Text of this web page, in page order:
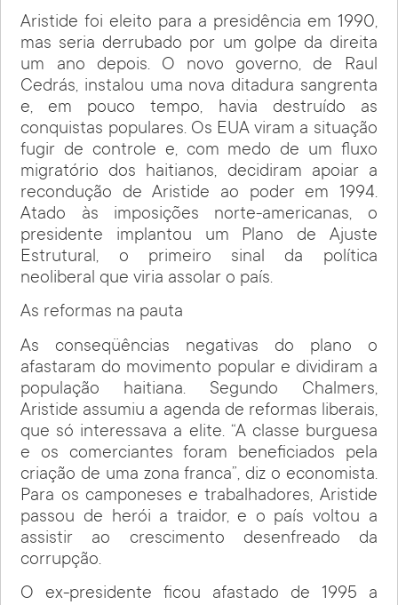
Aristide foi eleito para a presidência em 1990,
mas seria derrubado por um golpe da direita
um ano depois. O novo governo, de Raul
Cedrás, instalou uma nova ditadura sangrenta
e, em pouco tempo, havia destruído as
conquistas populares. Os EUA viram a situação
fugir de controle e, com medo de um fluxo
migratório dos haitianos, decidiram apoiar a
recondução de Aristide ao poder em 1994.
Atado às imposições norte-americanas, o
presidente implantou um Plano de Ajuste
Estrutural, o primeiro sinal da política
neoliberal que viria assolar o país.
As reformas na pauta
As conseqüências negativas do plano o
afastaram do movimento popular e dividiram a
população haitiana. Segundo Chalmers,
Aristide assumiu a agenda de reformas liberais,
que só interessava a elite. “A classe burguesa
e os comerciantes foram beneficiados pela
criação de uma zona franca”, diz o economista.
Para os camponeses e trabalhadores, Aristide
passou de herói a traidor, e o país voltou a
assistir ao crescimento desenfreado da
corrupção.
O ex-presidente ficou afastado de 1995 a